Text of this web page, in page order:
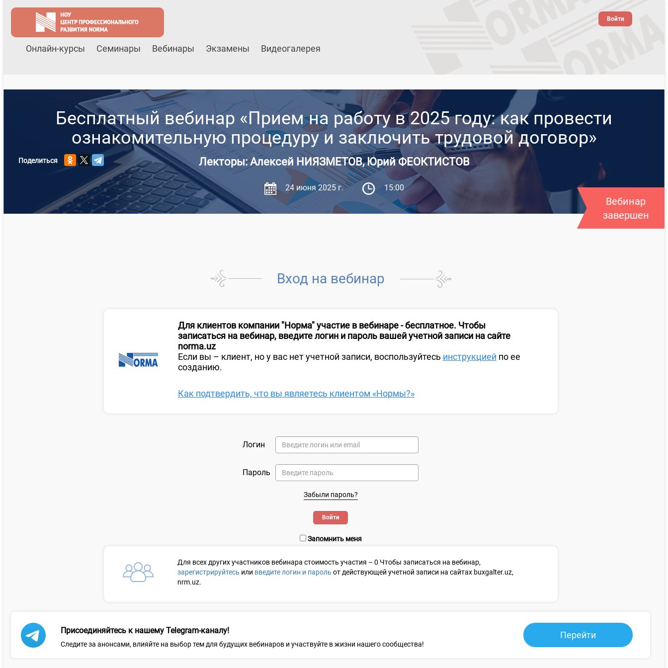
Онлайн-курсы Семинары Вебинары Экзамены Видеогалерея
Войти
Бесплатный вебинар «Прием на работу в 2025 году: как провести
ознакомительную процедуру и заключить трудовой договор»
Лекторы: Алексей НИЯЗМЕТОВ, Юрий ФЕОКТИСТОВ
24 июня 2025 г. 15:00
Вебинар
завершен
Поделиться
Вход на вебинар
Для клиентов компании "Норма" участие в вебинаре - бесплатное. Чтобы
записаться на вебинар, введите логин и пароль вашей учетной записи на сайте
norma.uz
Если вы – клиент, но у вас нет учетной записи, воспользуйтесь инструкцией по ее
созданию.
Как подтвердить, что вы являетесь клиентом «Нормы?»
Логин
Пароль
Забыли пароль?
Запомнить меня
Для всех других участниковвебинара стоимость участия – 0 Чтобы записаться на вебинар,
зарегистрируйтесь или введите логин и пароль от действующей учетной записи на сайтах buxgalter.uz,
nrm.uz.
Присоединяйтесь к нашему Telegram-каналу!
Следите за анонсами, влияйте на выбор тем для будущих вебинаров и участвуйте в жизни нашего сообщества!
Перейти